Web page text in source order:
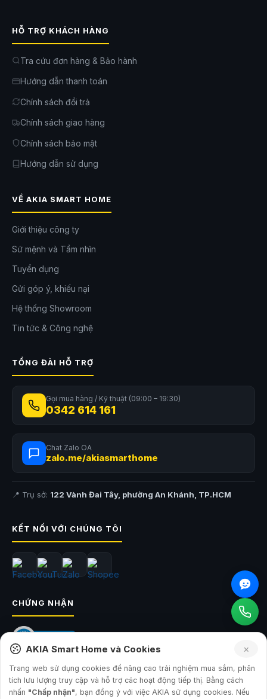
HỖ TRỢ KHÁCH HÀNG
Tra cứu đơn hàng & Bảo hành
Hướng dẫn thanh toán
Chính sách đổi trả
Chính sách giao hàng
Chính sách bảo mật
Hướng dẫn sử dụng
VỀ AKIA SMART HOME
Giới thiệu công ty
Sứ mệnh và Tầm nhìn
Tuyển dụng
Gửi góp ý, khiếu nại
Hệ thống Showroom
Tin tức & Công nghệ
TỔNG ĐÀI HỖ TRỢ
Gọi mua hàng / Kỹ thuật (09:00 – 19:30)
0342 614 161
Chat Zalo OA
zalo.me/akiasmarthome
📍 Trụ sở: 122 Vành Đai Tây, phường An Khánh, TP.HCM
KẾT NỐI VỚI CHÚNG TÔI
CHỨNG NHẬN
© 2026AKIA Smart Home— Công ty TNHH Sản Xuất và Đầu Tư AKIA
AKIA Smart Home và Cookies ×
Trang web sử dụng cookies để nâng cao trải nghiệm mua sắm, phân
tích lưu lượng truy cập và hỗ trợ các hoạt động tiếp thị. Bằng cách
nhấn "Chấp nhận", bạn đồng ý với việc AKIA sử dụng cookies. Nếu